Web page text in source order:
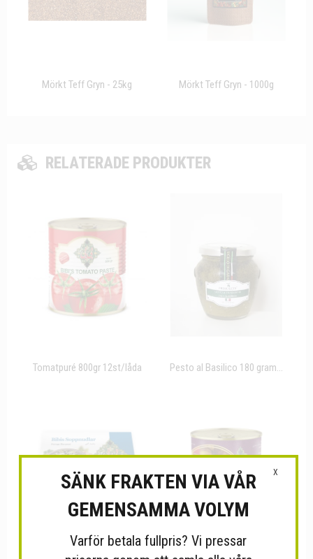
Mörkt Teff Gryn - 25kg Mörkt Teff Gryn - 1000g
RELATERADE PRODUKTER
Tomatpuré 800gr 12st/låda Pesto al Basilico 180 gram...
stekta auberginer /
X
SÄNK FRAKTEN VIA VÅR
GEMENSAMMA VOLYM
Varför betala fullpris? Vi pressar